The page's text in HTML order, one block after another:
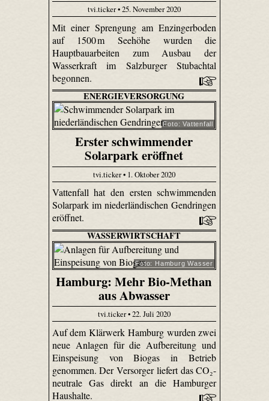
tvi.ticker • 25. November 2020
Mit einer Sprengung am Enzingerboden
auf 1500 m Seehöhe wurden die
Hauptbauarbeiten zum Ausbau der
Wasserkraft im Salzburger Stubachtal
begonnen.
ENERGIEVERSORGUNG
Foto: Vattenfall
Erster schwimmender
Solarpark eröffnet
tvi.ticker • 1. Oktober 2020
Vattenfall hat den ersten schwimmenden
Solarpark im niederländischen Gendringen
eröffnet.
WASSERWIRTSCHAFT
Foto: Hamburg Wasser
Hamburg: Mehr Bio-Methan
aus Abwasser
tvi.ticker • 22. Juli 2020
Auf dem Klärwerk Hamburg wurden zwei
neue Anlagen für die Aufbereitung und
Einspeisung von Biogas in Betrieb
genommen. Der Versorger liefert das CO₂-
neutrale Gas direkt an die Hamburger
Haushalte.